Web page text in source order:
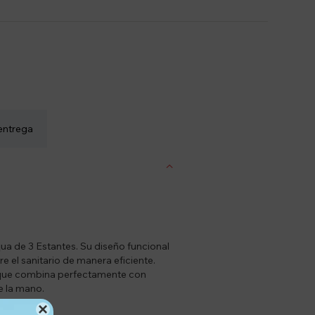

de 3 Estantes. Su diseño funcional
el sanitario de manera eficiente.
combina perfectamente con
la mano.